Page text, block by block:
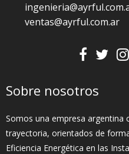
ventas@ayrful.com.ar
Sobre nosotros
Somos una empresa argentina
trayectoria, orientados de
Eficiencia Energética en las